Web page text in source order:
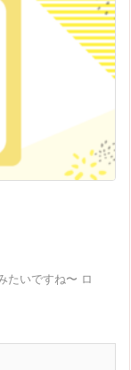
たいですね〜 ロ